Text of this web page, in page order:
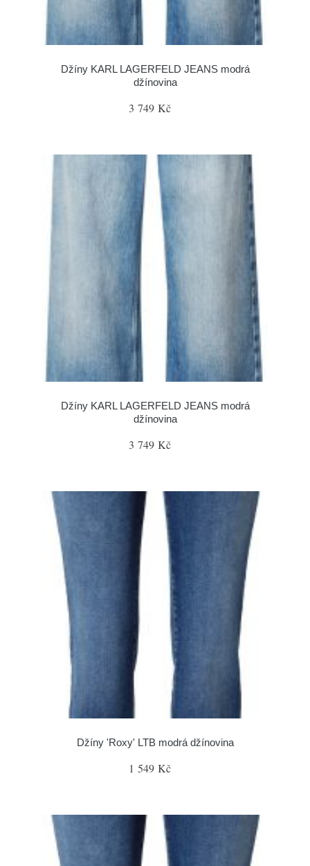
Džíny KARL LAGERFELD JEANS modrá
džínovina
3 749 Kč
Džíny KARL LAGERFELD JEANS modrá
džínovina
3 749 Kč
Džíny 'Roxy' LTB modrá džínovina
1 549 Kč